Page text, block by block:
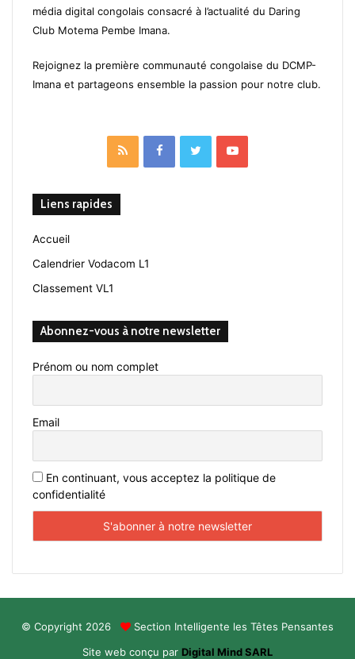
média digital congolais consacré à l’actualité du Daring
Club Motema Pembe Imana.
Rejoignez la première communauté congolaise du DCMP-
Imana et partageons ensemble la passion pour notre club.
RSS FacebookTwitterYouTube
Liens rapides
Accueil
Calendrier Vodacom L1
Classement VL1
Abonnez-vous à notre newsletter
Prénom ou nom complet
Email
En continuant, vous acceptez la politique de
confidentialité
© Copyright 2026
Section Intelligente les Têtes Pensantes
Site web conçu par Digital Mind SARL